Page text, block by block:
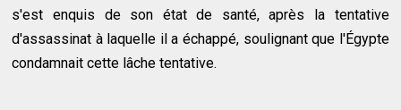
s'est enquis de son état de santé, après la tentative
d'assassinat à laquelle il a échappé, soulignant que l'Égypte
condamnait cette lâche tentative.